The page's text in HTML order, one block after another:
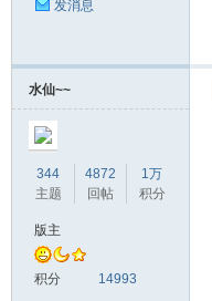
发消息
水仙~~
344
主题
4872
回帖
1万
积分
版主
积分 14993